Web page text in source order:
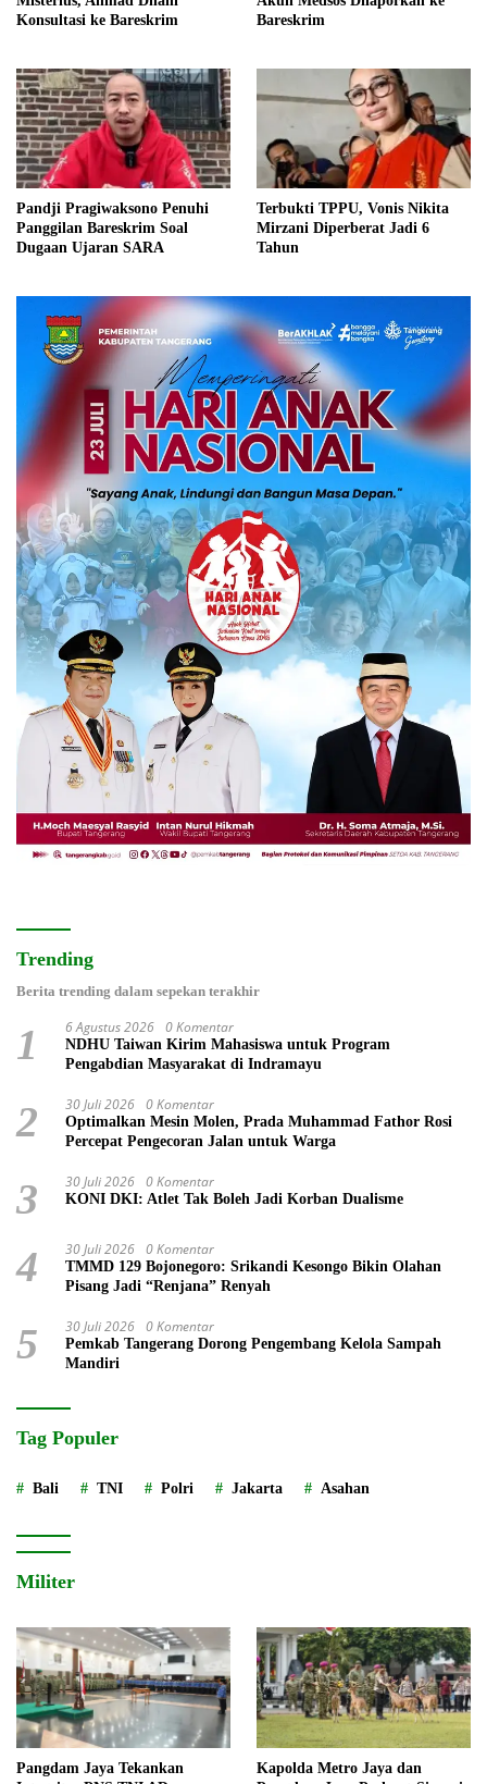
Konsultasi ke Bareskrim
Bareskrim
Pandji Pragiwaksono Penuhi
Panggilan Bareskrim Soal
Dugaan Ujaran SARA
Terbukti TPPU, Vonis Nikita
Mirzani Diperberat Jadi 6
Tahun
Trending
Berita trending dalam sepekan terakhir
1 6 Agustus 2026 0 Komentar
NDHU Taiwan Kirim Mahasiswa untuk Program
Pengabdian Masyarakat di Indramayu
2 30 Juli 2026 0 Komentar
Optimalkan Mesin Molen, Prada Muhammad Fathor Rosi
Percepat Pengecoran Jalan untuk Warga
3 30 Juli 2026 0 Komentar
KONI DKI: Atlet Tak Boleh Jadi Korban Dualisme
4 30 Juli 2026 0 Komentar
TMMD 129 Bojonegoro: Srikandi Kesongo Bikin Olahan
Pisang Jadi “Renjana” Renyah
5 30 Juli 2026 0 Komentar
Pemkab Tangerang Dorong Pengembang Kelola Sampah
Mandiri
Tag Populer
Bali TNI Polri Jakarta Asahan
Militer
Pangdam Jaya Tekankan
Kapolda Metro Jaya dan